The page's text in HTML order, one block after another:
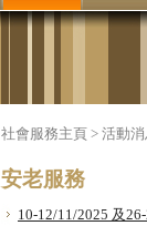
社會服務主頁 > 活動
安老服務
10-12/11/2025 及